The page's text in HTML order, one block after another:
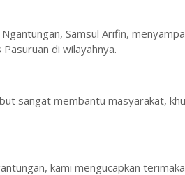
Samsul Arifin,
di wilayahnya.
sangat membantu masyarakat,
kami mengucapkan